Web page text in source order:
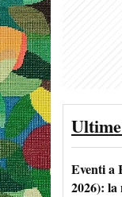
Eventi a
2026): la